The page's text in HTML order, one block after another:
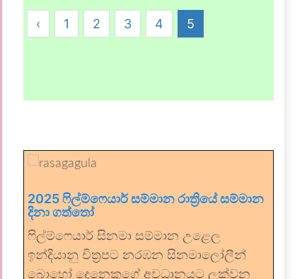
‹ 1 2 3 4 5
2025 ෆිල්ම්ෆෙයාර් සම්මාන රාත්‍රියේ සම්මාන
දිනා ගත්තෝ
ෆිල්ම්ෆෙයාර් සිනමා සම්මාන උළෙල
ඉන්දියානු චිත්‍රපට නරඹන සිනමාලෝලීන්
බොහෝ දෙනෙකුගේ අවධානයට ලක්වන